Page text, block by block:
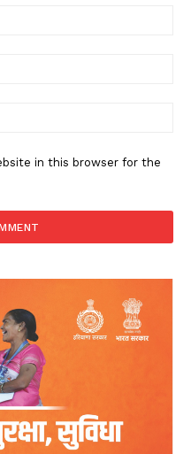
in this browser for the